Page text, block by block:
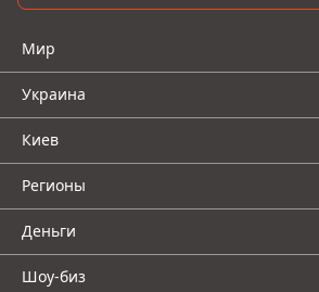
Мир
Украина
Киев
Регионы
Деньги
Шоу-биз